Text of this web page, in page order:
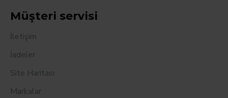
Müşteri servisi
İletişim
İadeler
Site Haritası
Markalar